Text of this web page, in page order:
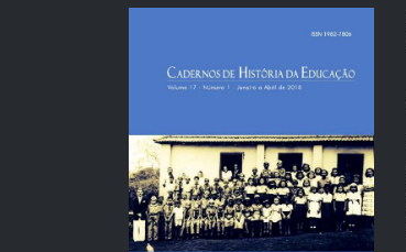
lateral
artigos